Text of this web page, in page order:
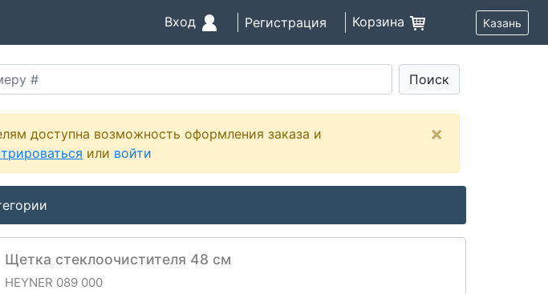
Вход Регистрация Корзина Казань
Поиск
доступна возможность оформления заказа и
или войти
×
Щетка стеклоочистителя 48 см
HEYNER 089 000